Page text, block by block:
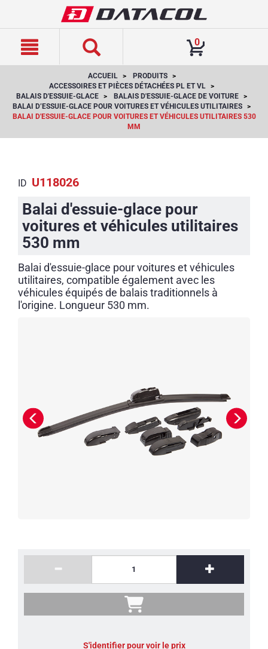
0
ACCUEIL
PRODUITS
ACCESSOIRES ET PIÈCES DÉTACHÉES PL ET VL
BALAIS D'ESSUIE-GLACE
BALAIS D'ESSUIE-GLACE DE VOITURE
BALAI D’ESSUIE-GLACE POUR VOITURES ET VÉHICULES UTILITAIRES
BALAI D'ESSUIE-GLACE POUR VOITURES ET VÉHICULES UTILITAIRES 530
MM
ID U118026
Balai d'essuie-glace pour
voitures et véhicules utilitaires
530 mm
Balai d'essuie-glace pour voitures et véhicules
utilitaires, compatible également avec les
véhicules équipés de balais traditionnels à
l'origine. Longueur 530 mm.
S'identifier pour voir le prix